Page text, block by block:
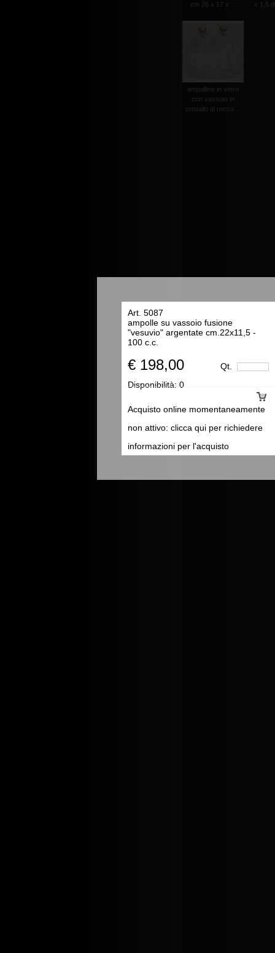
Art. 5087
ampolle su vassoio fusione
"vesuvio" argentate cm.22x11,5 -
100 c.c.
€ 198,00 Qt.
Acquisto online momentaneamente
non attivo: clicca qui per richiedere
informazioni per l'acquisto
Disponibilità:0
cm.26 x 17 x ...
x 1,5
ampolline in vetro
con vassoio in
cristallo di rocca ...